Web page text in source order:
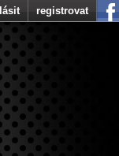
registrovat